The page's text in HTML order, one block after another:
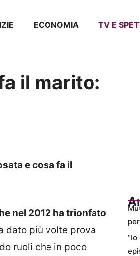
ECONOMIA TV E
il marito:
e cosa fa il
nel 2012 ha trionfato
dato più volte prova
ruoli che in poco